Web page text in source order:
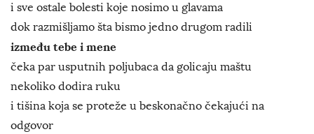
i sve ostale bolesti koje nosimo u glavama
dok razmišljamo šta bismo jedno drugom radili
između tebe i mene
čeka par usputnih poljubaca da golicaju maštu
nekoliko dodira ruku
i tišina koja se proteže u beskonačno čekajući na
odgovor